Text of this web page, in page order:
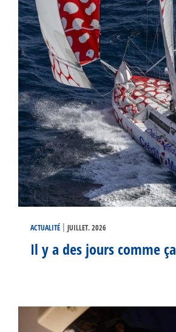
ACTUALITÉ | JUILLET. 2026
Il y a des jours comme ça